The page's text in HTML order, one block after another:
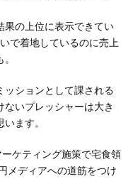
果の上位に表示できてい
で着地しているのに売上
ッションとして課される
いプレッシャーは大き
ます。
ーケティング施策で宅食領
メディアへの道筋をつけ